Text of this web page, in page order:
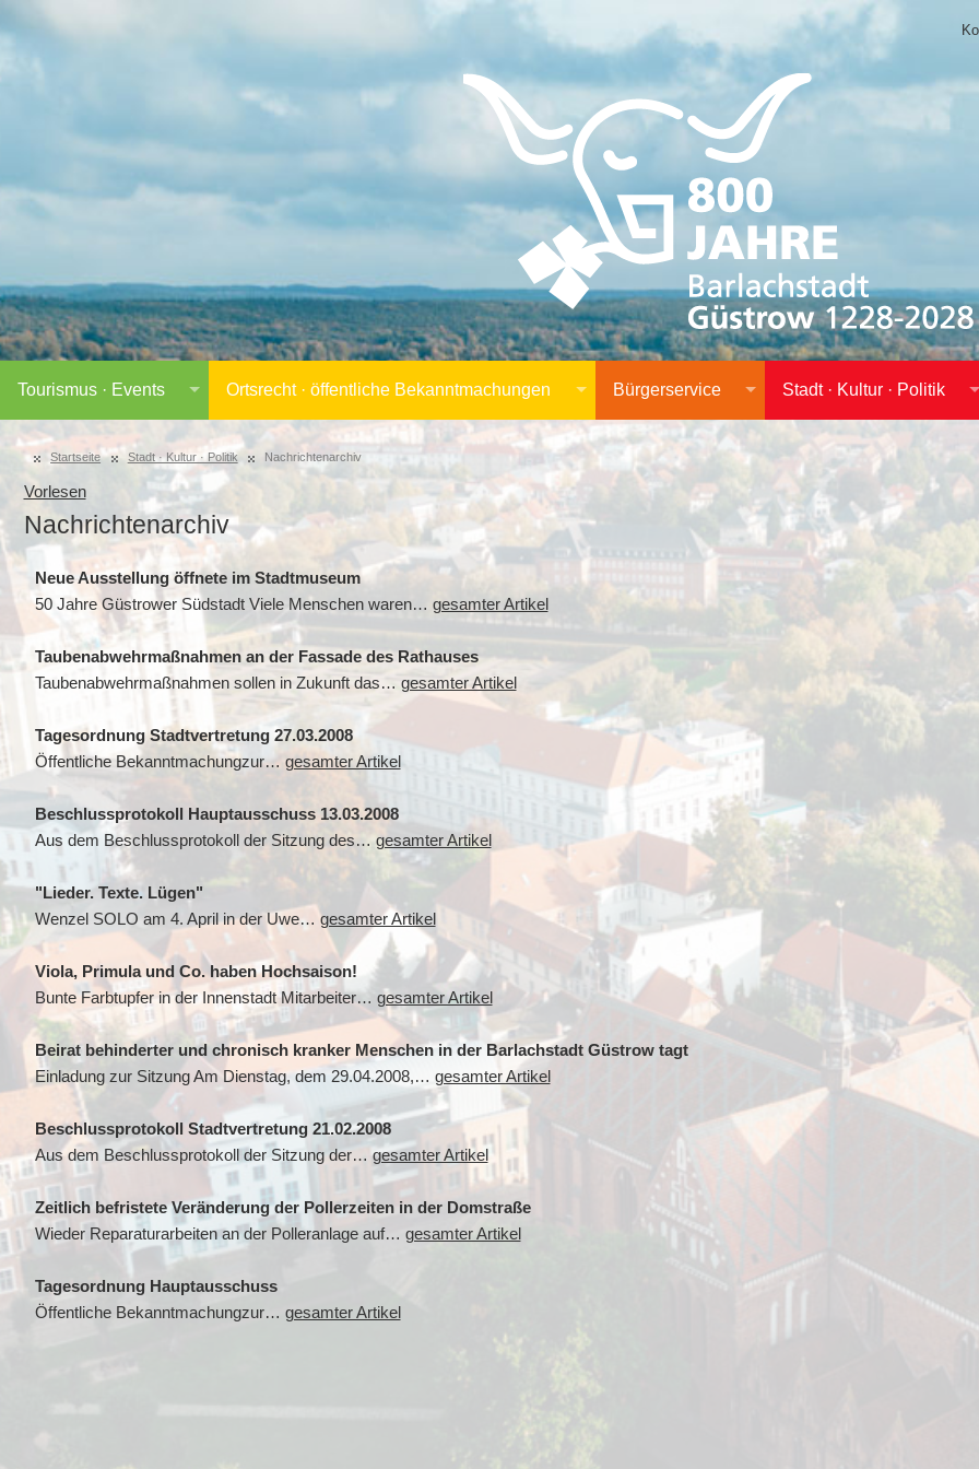
Tourismus · Events Ortsrecht · öffentliche Bekanntmachungen Bürgerservice Stadt · Kultur · Politik
Startseite Stadt · Kultur · Politik Nachrichtenarchiv
Vorlesen
Nachrichtenarchiv
Neue Ausstellung öffnete im Stadtmuseum
50 Jahre Güstrower Südstadt Viele Menschen waren… gesamter Artikel
Taubenabwehrmaßnahmen an der Fassade des Rathauses
Taubenabwehrmaßnahmen sollen in Zukunft das… gesamter Artikel
Tagesordnung Stadtvertretung 27.03.2008
Öffentliche Bekanntmachungzur… gesamter Artikel
Beschlussprotokoll Hauptausschuss 13.03.2008
Aus dem Beschlussprotokoll der Sitzung des… gesamter Artikel
"Lieder. Texte. Lügen"
Wenzel SOLO am 4. April in der Uwe… gesamter Artikel
Viola, Primula und Co. haben Hochsaison!
Bunte Farbtupfer in der Innenstadt Mitarbeiter… gesamter Artikel
Beirat behinderter und chronisch kranker Menschen in der Barlachstadt Güstrow tagt
Einladung zur Sitzung Am Dienstag, dem 29.04.2008,… gesamter Artikel
Beschlussprotokoll Stadtvertretung 21.02.2008
Aus dem Beschlussprotokoll der Sitzung der…gesamter Artikel
Zeitlich befristete Veränderung der Pollerzeiten in der Domstraße
Wieder Reparaturarbeiten an der Polleranlage auf… gesamter Artikel
Tagesordnung Hauptausschuss
Öffentliche Bekanntmachungzur… gesamter Artikel